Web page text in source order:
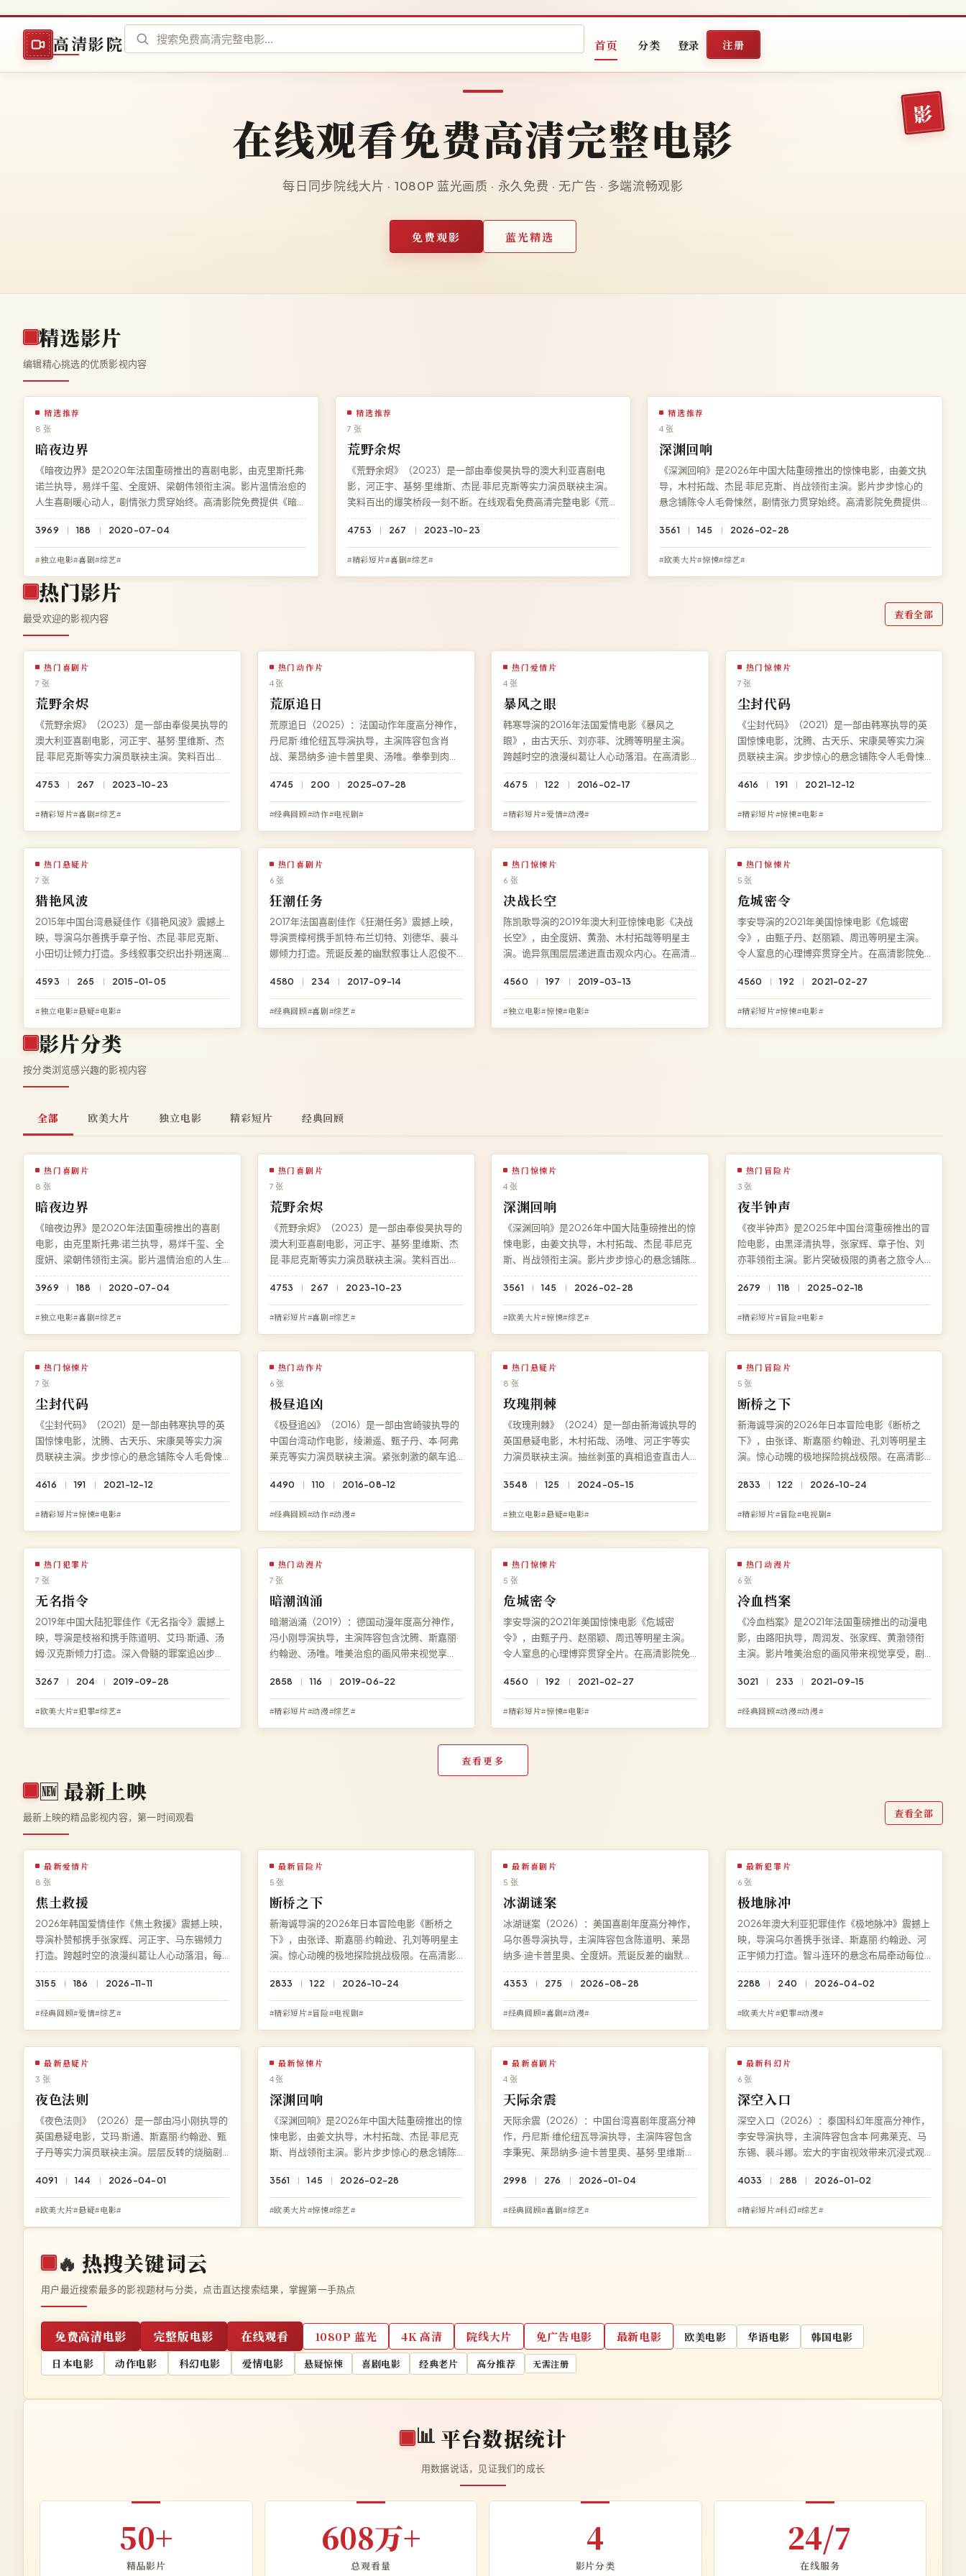
高清影院 首页 分类 登录 注册
在线观看免费高清完整电影
每日同步院线大片 · 1080P 蓝光画质 · 永久免费 · 无广告 · 多端流畅观影
免费观影 蓝光精选
精选影片
编辑精心挑选的优质影视内容
精选推荐
8 张
暗夜边界
《暗夜边界》是2020年法国重磅推出的喜剧电影，由克里斯托弗·
诺兰执导，易烊千玺、全度妍、梁朝伟领衔主演。影片温情治愈的
人生喜剧暖心动人，剧情张力贯穿始终。高清影院免费提供《暗夜
边界》完整版在线观看，BD 蓝光画质流畅播放，无广告无需注
册。
3969 188 2020-07-04
#独立电影#喜剧#综艺#
精选推荐
7 张
荒野余烬
《荒野余烬》（2023）是一部由奉俊昊执导的澳大利亚喜剧电
影，河正宇、基努·里维斯、杰昆·菲尼克斯等实力演员联袂主演。
笑料百出的爆笑桥段一刻不断。在线观看免费高清完整电影《荒野
余烬》，BD 蓝光流畅播放，永久免费、零广告。
4753 267 2023-10-23
#精彩短片#喜剧#综艺#
精选推荐
4 张
深渊回响
《深渊回响》是2026年中国大陆重磅推出的惊悚电影，由姜文执
导，木村拓哉、杰昆·菲尼克斯、肖战领衔主演。影片步步惊心的
悬念铺陈令人毛骨悚然，剧情张力贯穿始终。高清影院免费提供
《深渊回响》完整版在线观看，杜比全景声画质流畅播放，无广告
无需注册。
3561 145 2026-02-28
#欧美大片#惊悚#综艺#
热门影片
最受欢迎的影视内容 查看全部
热门喜剧片
7 张
荒野余烬
《荒野余烬》（2023）是一部由奉俊昊执导的
澳大利亚喜剧电影，河正宇、基努·里维斯、杰
昆·菲尼克斯等实力演员联袂主演。笑料百出的
爆笑桥段一刻不断。在线观看免费高清完整电
影《荒野余烬》，BD 蓝光流畅播放，永久免
费、零广告。
4753 267 2023-10-23
#精彩短片#喜剧#综艺#
热门动作片
4 张
荒原追日
荒原追日（2025）：法国动作年度高分神作，
丹尼斯·维伦纽瓦导演执导，主演阵容包含肖
战、莱昂纳多·迪卡普里奥、汤唯。拳拳到肉的
硬核动作场面贯穿全片，结局充满意料之外的
深刻反转。访问高清影院即享《荒原追日》免
费完整版高清在线观看，HD 高清极速加载。
4745 200 2025-07-28
#经典回顾#动作#电视剧#
热门爱情片
4 张
暴风之眼
韩寒导演的2016年法国爱情电影《暴风之
眼》，由古天乐、刘亦菲、沈腾等明星主演。
跨越时空的浪漫纠葛让人心动落泪。在高清影
院免费观看《暴风之眼》高清完整电影，无需
下载、无需注册，BD 蓝光多端流畅播放。
4675 122 2016-02-17
#精彩短片#爱情#动漫#
热门惊悚片
7 张
尘封代码
《尘封代码》（2021）是一部由韩寒执导的英
国惊悚电影，沈腾、古天乐、宋康昊等实力演
员联袂主演。步步惊心的悬念铺陈令人毛骨悚
然。在线观看免费高清完整电影《尘封代
码》，杜比全景声流畅播放，永久免费、零广
告。
4616 191 2021-12-12
#精彩短片#惊悚#电影#
热门悬疑片
7 张
猎艳风波
2015年中国台湾悬疑佳作《猎艳风波》震撼上
映，导演乌尔善携手章子怡、杰昆·菲尼克斯、
小田切让倾力打造。多线叙事交织出扑朔迷离
的迷局，每一个细节都暗藏伏笔。现可在高清
影院免费在线观看《猎艳风波》高清完整版，
1080P 蓝光多端兼容。
4593 265 2015-01-05
#独立电影#悬疑#电影#
热门喜剧片
6 张
狂潮任务
2017年法国喜剧佳作《狂潮任务》震撼上映，
导演贾樟柯携手凯特·布兰切特、刘德华、裴斗
娜倾力打造。荒诞反差的幽默叙事让人忍俊不
禁，每一个细节都暗藏伏笔。现可在高清影院
免费在线观看《狂潮任务》高清完整版，
1080P 蓝光多端兼容。
4580 234 2017-09-14
#经典回顾#喜剧#综艺#
热门惊悚片
6 张
决战长空
陈凯歌导演的2019年澳大利亚惊悚电影《决战
长空》，由全度妍、黄渤、木村拓哉等明星主
演。诡异氛围层层递进直击观众内心。在高清
影院免费观看《决战长空》高清完整电影，无
需下载、无需注册，BD 蓝光多端流畅播放。
4560 197 2019-03-13
#独立电影#惊悚#电影#
热门惊悚片
5 张
危城密令
李安导演的2021年美国惊悚电影《危城密
令》，由甄子丹、赵丽颖、周迅等明星主演。
令人窒息的心理博弈贯穿全片。在高清影院免
费观看《危城密令》高清完整电影，无需下
载、无需注册，杜比全景声多端流畅播放。
4560 192 2021-02-27
#精彩短片#惊悚#电影#
影片分类
按分类浏览感兴趣的影视内容
全部 欧美大片 独立电影 精彩短片 经典回顾
热门喜剧片
8 张
暗夜边界
《暗夜边界》是2020年法国重磅推出的喜剧
电影，由克里斯托弗·诺兰执导，易烊千玺、全
度妍、梁朝伟领衔主演。影片温情治愈的人生
喜剧暖心动人，剧情张力贯穿始终。高清影院
免费提供《暗夜边界》完整版在线观看，BD 蓝
光画质流畅播放，无广告无需注册。
3969 188 2020-07-04
#独立电影#喜剧#综艺#
热门喜剧片
7 张
荒野余烬
《荒野余烬》（2023）是一部由奉俊昊执导的
澳大利亚喜剧电影，河正宇、基努·里维斯、杰
昆·菲尼克斯等实力演员联袂主演。笑料百出的
爆笑桥段一刻不断。在线观看免费高清完整电
影《荒野余烬》，BD 蓝光流畅播放，永久免
费、零广告。
4753 267 2023-10-23
#精彩短片#喜剧#综艺#
热门惊悚片
4 张
深渊回响
《深渊回响》是2026年中国大陆重磅推出的惊
悚电影，由姜文执导，木村拓哉、杰昆·菲尼克
斯、肖战领衔主演。影片步步惊心的悬念铺陈
令人毛骨悚然，剧情张力贯穿始终。高清影院
免费提供《深渊回响》完整版在线观看，杜比
全景声画质流畅播放，无广告无需注册。
3561 145 2026-02-28
#欧美大片#惊悚#综艺#
热门冒险片
3 张
夜半钟声
《夜半钟声》是2025年中国台湾重磅推出的冒
险电影，由黑泽清执导，张家辉、章子怡、刘
亦菲领衔主演。影片突破极限的勇者之旅令人
热血沸腾，剧情张力贯穿始终。高清影院免费
提供《夜半钟声》完整版在线观看，4K 超清画
质流畅播放，无广告无需注册。
2679 118 2025-02-18
#精彩短片#冒险#电影#
热门惊悚片
7 张
尘封代码
《尘封代码》（2021）是一部由韩寒执导的英
国惊悚电影，沈腾、古天乐、宋康昊等实力演
员联袂主演。步步惊心的悬念铺陈令人毛骨悚
然。在线观看免费高清完整电影《尘封代
码》，杜比全景声流畅播放，永久免费、零广
告。
4616 191 2021-12-12
#精彩短片#惊悚#电影#
热门动作片
6 张
极昼追凶
《极昼追凶》（2016）是一部由宫崎骏执导的
中国台湾动作电影，绫濑遥、甄子丹、本·阿弗
莱克等实力演员联袂主演。紧张刺激的飙车追
逐令观众肾上腺素飙升。在线观看免费高清完
整电影《极昼追凶》，1080P 蓝光流畅播放，
永久免费、零广告。
4490 110 2016-08-12
#经典回顾#动作#动漫#
热门悬疑片
8 张
玫瑰荆棘
《玫瑰荆棘》（2024）是一部由新海诚执导的
英国悬疑电影，木村拓哉、汤唯、河正宇等实
力演员联袂主演。抽丝剥茧的真相追查直击人
性深处。在线观看免费高清完整电影《玫瑰荆
棘》，1080P 蓝光流畅播放，永久免费、零广
告。
3548 125 2024-05-15
#独立电影#悬疑#电影#
热门冒险片
5 张
断桥之下
新海诚导演的2026年日本冒险电影《断桥之
下》，由张译、斯嘉丽·约翰逊、孔刘等明星主
演。惊心动魄的极地探险挑战极限。在高清影
院免费观看《断桥之下》高清完整电影，无需
下载、无需注册，1080P 蓝光多端流畅播放。
2833 122 2026-10-24
#精彩短片#冒险#电视剧#
热门犯罪片
7 张
无名指令
2019年中国大陆犯罪佳作《无名指令》震撼上
映，导演是枝裕和携手陈道明、艾玛·斯通、汤
姆·汉克斯倾力打造。深入骨髓的罪案追凶步步
惊心，每一个细节都暗藏伏笔。现可在高清影
院免费在线观看《无名指令》高清完整版，HD
高清多端兼容。
3267 204 2019-09-28
#欧美大片#犯罪#综艺#
热门动漫片
7 张
暗潮汹涌
暗潮汹涌（2019）：德国动漫年度高分神作，
冯小刚导演执导，主演阵容包含沈腾、斯嘉丽·
约翰逊、汤唯。唯美治愈的画风带来视觉享
受，结局充满意料之外的深刻反转。访问高清
影院即享《暗潮汹涌》免费完整版高清在线观
看，BD 蓝光极速加载。
2858 116 2019-06-22
#精彩短片#动漫#综艺#
热门惊悚片
5 张
危城密令
李安导演的2021年美国惊悚电影《危城密
令》，由甄子丹、赵丽颖、周迅等明星主演。
令人窒息的心理博弈贯穿全片。在高清影院免
费观看《危城密令》高清完整电影，无需下
载、无需注册，杜比全景声多端流畅播放。
4560 192 2021-02-27
#精彩短片#惊悚#电影#
热门动漫片
6 张
冷血档案
《冷血档案》是2021年法国重磅推出的动漫电
影，由路阳执导，周润发、张家辉、黄渤领衔
主演。影片唯美治愈的画风带来视觉享受，剧
情张力贯穿始终。高清影院免费提供《冷血档
案》完整版在线观看，BD 蓝光画质流畅播放，
无广告无需注册。
3021 233 2021-09-15
#经典回顾#动漫#动漫#
查看更多
🆕 最新上映
最新上映的精品影视内容，第一时间观看 查看全部
最新爱情片
8 张
焦土救援
2026年韩国爱情佳作《焦土救援》震撼上映，
导演朴赞郁携手张家辉、河正宇、马东锡倾力
打造。跨越时空的浪漫纠葛让人心动落泪，每
一个细节都暗藏伏笔。现可在高清影院免费在
线观看《焦土救援》高清完整版，1080P 蓝光
多端兼容。
3155 186 2026-11-11
#经典回顾#爱情#综艺#
最新冒险片
5 张
断桥之下
新海诚导演的2026年日本冒险电影《断桥之
下》，由张译、斯嘉丽·约翰逊、孔刘等明星主
演。惊心动魄的极地探险挑战极限。在高清影
院免费观看《断桥之下》高清完整电影，无需
下载、无需注册，1080P 蓝光多端流畅播放。
2833 122 2026-10-24
#精彩短片#冒险#电视剧#
最新喜剧片
5 张
冰湖谜案
冰湖谜案（2026）：美国喜剧年度高分神作，
乌尔善导演执导，主演阵容包含陈道明、莱昂
纳多·迪卡普里奥、全度妍。荒诞反差的幽默叙
事让人忍俊不禁，结局充满意料之外的深刻反
转。访问高清影院即享《冰湖谜案》免费完整
版高清在线观看，1080P 蓝光极速加载。
4353 275 2026-08-28
#经典回顾#喜剧#动漫#
最新犯罪片
6 张
极地脉冲
2026年澳大利亚犯罪佳作《极地脉冲》震撼上
映，导演乌尔善携手张译、斯嘉丽·约翰逊、河
正宇倾力打造。智斗连环的悬念布局牵动每位
观众，每一个细节都暗藏伏笔。现可在高清影
院免费在线观看《极地脉冲》高清完整版，BD
蓝光多端兼容。
2288 240 2026-04-02
#欧美大片#犯罪#动漫#
最新悬疑片
3 张
夜色法则
《夜色法则》（2026）是一部由冯小刚执导的
英国悬疑电影，艾玛·斯通、斯嘉丽·约翰逊、甄
子丹等实力演员联袂主演。层层反转的烧脑剧
情令人欲罢不能。在线观看免费高清完整电影
《夜色法则》，4K 超清流畅播放，永久免费、
零广告。
4091 144 2026-04-01
#欧美大片#悬疑#电影#
最新惊悚片
4 张
深渊回响
《深渊回响》是2026年中国大陆重磅推出的惊
悚电影，由姜文执导，木村拓哉、杰昆·菲尼克
斯、肖战领衔主演。影片步步惊心的悬念铺陈
令人毛骨悚然，剧情张力贯穿始终。高清影院
免费提供《深渊回响》完整版在线观看，杜比
全景声画质流畅播放，无广告无需注册。
3561 145 2026-02-28
#欧美大片#惊悚#综艺#
最新喜剧片
4 张
天际余震
天际余震（2026）：中国台湾喜剧年度高分神
作，丹尼斯·维伦纽瓦导演执导，主演阵容包含
李秉宪、莱昂纳多·迪卡普里奥、基努·里维斯。
温情治愈的人生喜剧暖心动人，结局充满意料
之外的深刻反转。访问高清影院即享《天际余
震》免费完整版高清在线观看，4K 超清极速加
载。
2998 276 2026-01-04
#经典回顾#喜剧#综艺#
最新科幻片
6 张
深空入口
深空入口（2026）：泰国科幻年度高分神作，
李安导演执导，主演阵容包含本·阿弗莱克、马
东锡、裴斗娜。宏大的宇宙视效带来沉浸式观
影体验，结局充满意料之外的深刻反转。访问
高清影院即享《深空入口》免费完整版高清在
线观看，BD 蓝光极速加载。
4033 288 2026-01-02
#精彩短片#科幻#综艺#
🔥 热搜关键词云
用户最近搜索最多的影视题材与分类，点击直达搜索结果，掌握第一手热点
免费高清电影 完整版电影 在线观看 1080P 蓝光 4K 高清 院线大片 免广告电影 最新电影 欧美电影 华语电影
韩国电影
日本电影
动作电影 科幻电影 爱情电影 悬疑惊悚 喜剧电影 经典老片 高分推荐 无需注册
📊 平台数据统计
用数据说话，见证我们的成长
50+
精品影片
608万+
总观看量
4
影片分类
24/7
在线服务